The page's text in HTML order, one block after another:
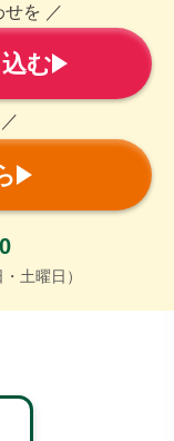
を ／
む
／
土曜日）